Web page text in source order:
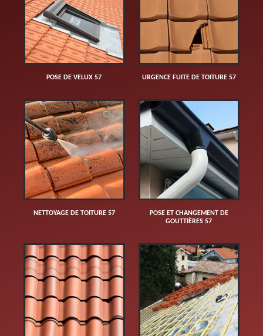
POSE DE VELUX 57 URGENCE FUITE DE TOITURE 57
NETTOYAGE DE TOITURE 57
POSE ET CHANGEMENT DE
GOUTTIÈRES 57